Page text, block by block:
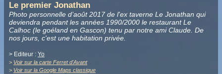
Le premier Jonathan
Photo personnelle d’août 2017 de l'ex taverne Le Jonathan qui
deviendra pendant les années 1990/2000 le restaurant Le
Calhoc (le goéland en Gascon) tenu par notre ami Claude. De
nos jours, c'est une habitation privée.
> Editeur : Yo
> Voir sur la carte Ferret d'Avant
> Voir sur la Google Maps classique